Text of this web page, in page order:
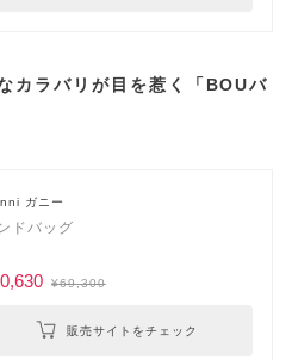
カラバリが目を惹く「BOUバ
ガニー
ドバッグ
¥69,300
販売サイトをチェック